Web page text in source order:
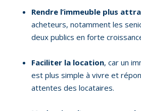
Rendre l’immeuble plus
acheteurs, notamment les
deux publics en forte
Faciliter la location, car un
est plus simple à vivre et
attentes des locataires.